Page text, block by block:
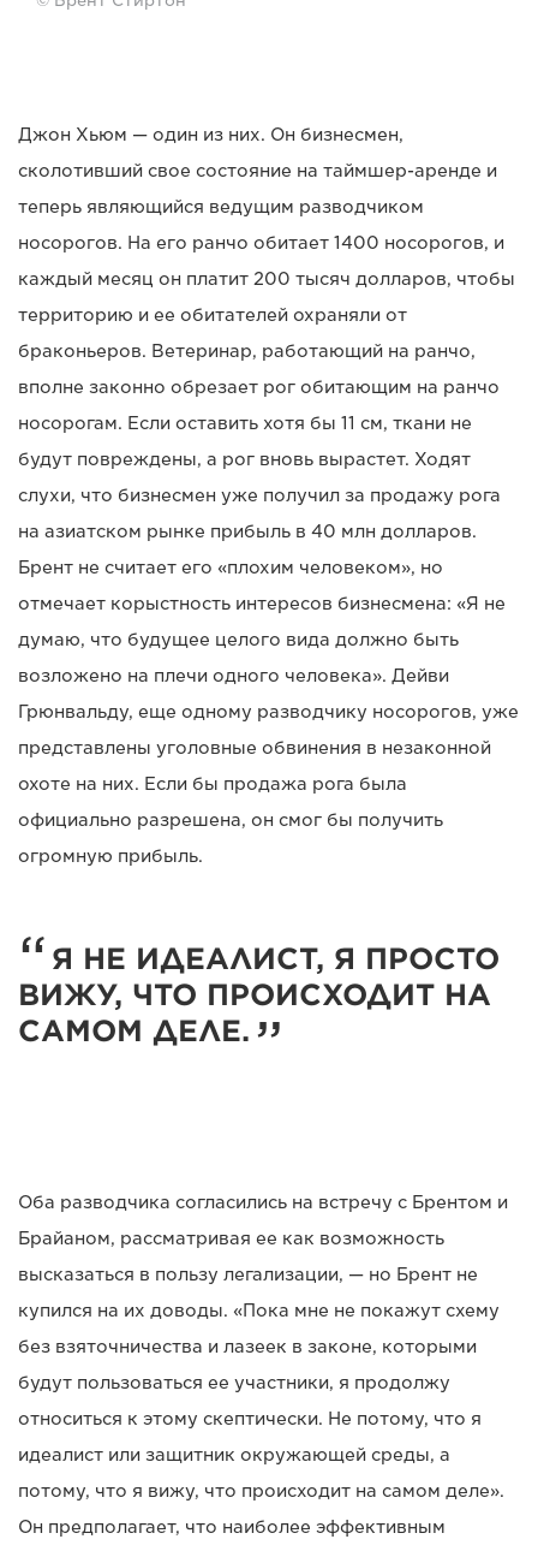
Джон Хьюм — один из них. Он бизнесмен,
сколотивший свое состояние на таймшер-аренде и
теперь являющийся ведущим разводчиком
носорогов. На его ранчо обитает 1400 носорогов, и
каждый месяц он платит 200 тысяч долларов, чтобы
территорию и ее обитателей охраняли от
браконьеров. Ветеринар, работающий на ранчо,
вполне законно обрезает рог обитающим на ранчо
носорогам. Если оставить хотя бы 11 см, ткани не
будут повреждены, а рог вновь вырастет. Ходят
слухи, что бизнесмен уже получил за продажу рога
на азиатском рынке прибыль в 40 млн долларов.
Брент не считает его «плохим человеком», но
отмечает корыстность интересов бизнесмена: «Я не
думаю, что будущее целого вида должно быть
возложено на плечи одного человека». Дейви
Грюнвальду, еще одному разводчику носорогов, уже
представлены уголовные обвинения в незаконной
охоте на них. Если бы продажа рога была
официально разрешена, он смог бы получить
огромную прибыль.
Я НЕ ИДЕАЛИСТ, Я ПРОСТО
ВИЖУ, ЧТО ПРОИСХОДИТ НА
САМОМ ДЕЛЕ.
Оба разводчика согласились на встречу с Брентом и
Брайаном, рассматривая ее как возможность
высказаться в пользу легализации, — но Брент не
купился на их доводы. «Пока мне не покажут схему
без взяточничества и лазеек в законе, которыми
будут пользоваться ее участники, я продолжу
относиться к этому скептически. Не потому, что я
идеалист или защитник окружающей среды, а
потому, что я вижу, что происходит на самом деле».
Он предполагает, что наиболее эффективным